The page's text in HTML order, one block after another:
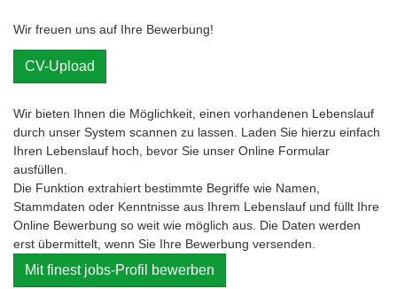
Wir freuen uns auf Ihre Bewerbung!
CV-Upload
Wir bieten Ihnen die Möglichkeit, einen vorhandenen Lebenslauf
durch unser System scannen zu lassen. Laden Sie hierzu einfach
Ihren Lebenslauf hoch, bevor Sie unser Online Formular
ausfüllen.
Die Funktion extrahiert bestimmte Begriffe wie Namen,
Stammdaten oder Kenntnisse aus Ihrem Lebenslauf und füllt Ihre
Online Bewerbung so weit wie möglich aus. Die Daten werden
erst übermittelt, wenn Sie Ihre Bewerbung versenden.
Mit finest jobs-Profil bewerben